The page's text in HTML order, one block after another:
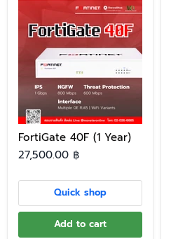
FortiGate 40F (1 Year)
27,500.00 ฿
Quick shop
Add to cart